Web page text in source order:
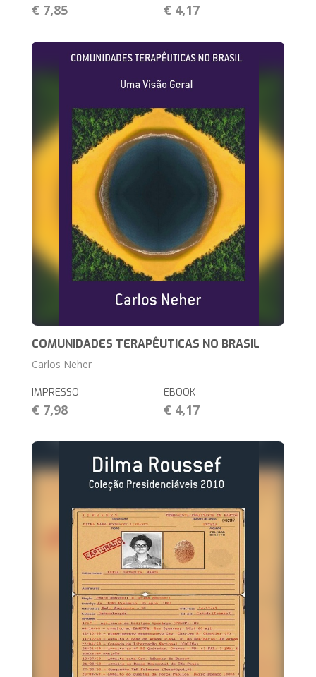
€ 7,85 € 4,17
COMUNIDADES TERAPÊUTICAS NO BRASIL
Carlos Neher
IMPRESSO
€ 7,98
EBOOK
€ 4,17